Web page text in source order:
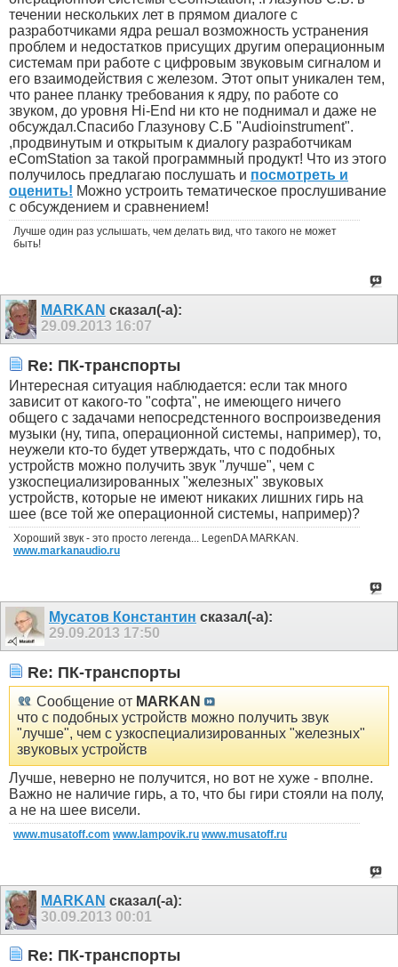
течении нескольких лет в прямом диалоге с
разработчиками ядра решал возможность устранения
проблем и недостатков присущих другим операционным
системам при работе с цифровым звуковым сигналом и
его взаимодействия с железом. Этот опыт уникален тем,
что ранее планку требования к ядру, по работе со
звуком, до уровня Hi-End ни кто не поднимал и даже не
обсуждал.Спасибо Глазунову С.Б "Audioinstrument".
,продвинутым и открытым к диалогу разработчикам
eComStation за такой программный продукт! Что из этого
получилось предлагаю послушать и посмотреть и
оценить! Можно устроить тематическое прослушивание
с обсуждением и сравнением!
Лучше один раз услышать, чем делать вид, что такого не может
быть!
MARKAN сказал(-а):
29.09.2013 16:07
Re: ПК-транспорты
Интересная ситуация наблюдается: если так много
зависит от какого-то "софта", не имеющего ничего
общего с задачами непосредстенного воспроизведения
музыки (ну, типа, операционной системы, например), то,
неужели кто-то будет утверждать, что с подобных
устройств можно получить звук "лучше", чем с
узкоспециализированных "железных" звуковых
устройств, которые не имеют никаких лишних гирь на
шее (все той же операционной системы, например)?
Хороший звук - это просто легенда... LegenDA MARKAN.
www.markanaudio.ru
Мусатов Константин сказал(-а):
29.09.2013 17:50
Re: ПК-транспорты
Сообщение от MARKAN
что с подобных устройств можно получить звук
"лучше", чем с узкоспециализированных "железных"
звуковых устройств
Лучше, неверно не получится, но вот не хуже - вполне.
Важно не наличие гирь, а то, что бы гири стояли на полу,
а не на шее висели.
www.musatoff.com www.lampovik.ru www.musatoff.ru
MARKAN сказал(-а):
30.09.2013 00:01
Re: ПК-транспорты